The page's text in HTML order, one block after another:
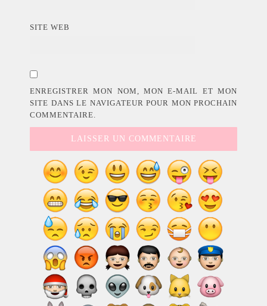
SITE WEB
ENREGISTRER MON NOM, MON E-MAIL ET MON
SITE DANS LE NAVIGATEUR POUR MON PROCHAIN
COMMENTAIRE.